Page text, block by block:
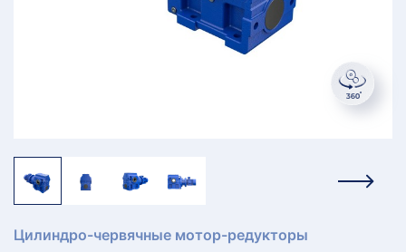
Цилиндро-червячные мотор-редукторы